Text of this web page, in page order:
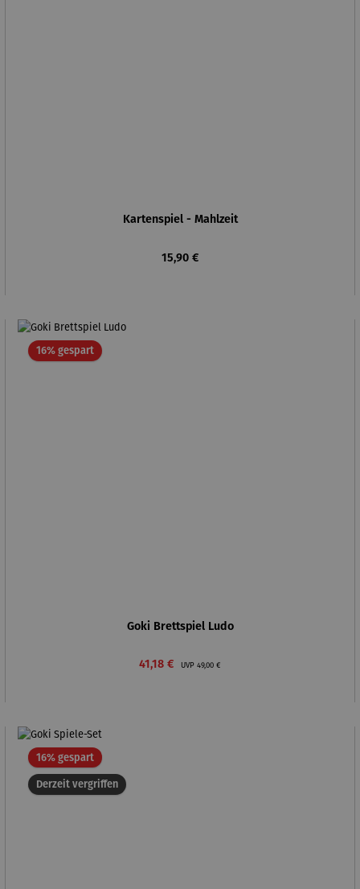
Kartenspiel - Mahlzeit
Regulärer Preis:
15,90 €
16% gespartRabatt
Goki Brettspiel Ludo
Verkaufspreis:
41,18 € UVP Regulärer Preis:
49,00 €
Derzeit vergriffen
16% gespartRabatt